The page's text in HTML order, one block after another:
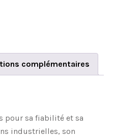
complémentaires
pour sa fiabilité et sa
industrielles, son